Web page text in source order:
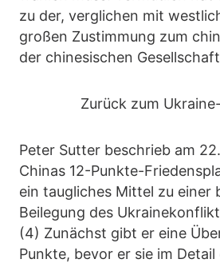
zu der, verglichen mit
großen Zustimmung zum
der chinesischen
Zurück zum
Peter Sutter beschrieb am
Chinas 12-Punkte-
ein taugliches Mittel zu einer
Beilegung des
(4) Zunächst gibt er eine
Punkte, bevor er sie im